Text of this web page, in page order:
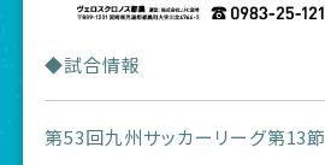
◆試合情報
第53回九州サッカーリーグ第13節